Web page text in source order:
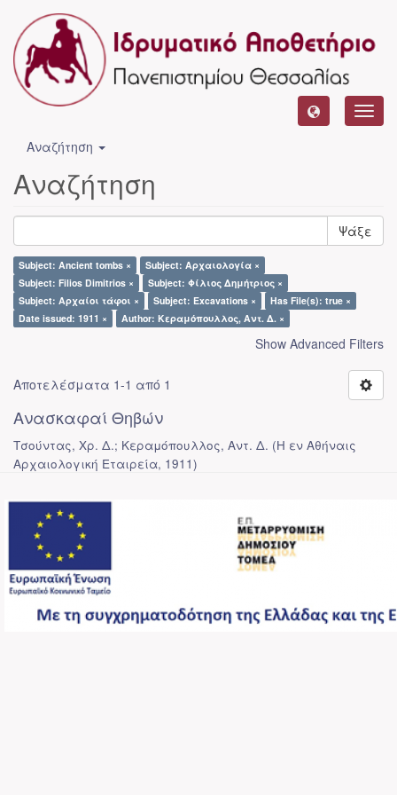
Αναζήτηση
Αναζήτηση
Ψάξε
Subject: Ancient tombs ×
Subject: Αρχαιολογία ×
Subject: Filios Dimitrios ×
Subject: Φίλιος Δημήτριος ×
Subject: Αρχαίοι τάφοι ×
Subject: Excavations ×
Has File(s): true ×
Date issued: 1911 ×
Author: Κεραμόπουλλος, Αντ. Δ. ×
Show Advanced Filters
Αποτελέσματα 1-1 από 1
Ανασκαφαί Θηβών
Τσούντας, Χρ. Δ.; Κεραμόπουλλος, Αντ. Δ. (Η εν Αθήναις
Αρχαιολογική Εταιρεία, 1911)